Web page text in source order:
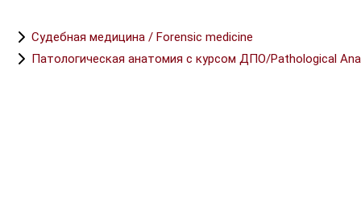
Судебная медицина / Forensic medicine
Патологическая анатомия с курсом ДПО/Pathological